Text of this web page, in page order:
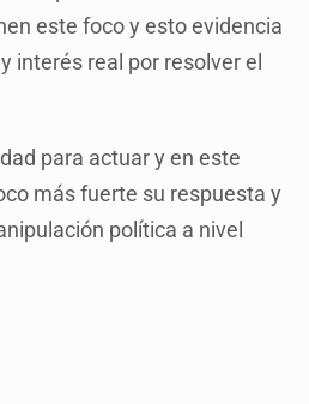
este foco y esto evidencia
interés real por resolver el
para actuar y en este
más fuerte su respuesta y
política a nivel